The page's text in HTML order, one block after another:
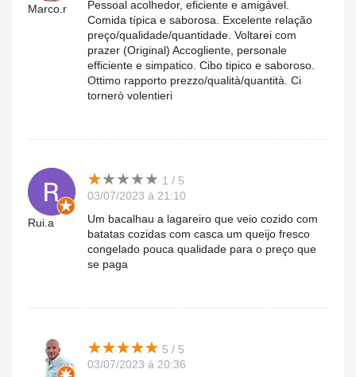
Marco.r
Pessoal acolhedor, eficiente e amigável.
Comida típica e saborosa. Excelente relação
preço/qualidade/quantidade. Voltarei com
prazer (Original) Accogliente, personale
efficiente e simpatico. Cibo tipico e saboroso.
Ottimo rapporto prezzo/qualità/quantità. Ci
tornerò volentieri
Rui.a
★★★★★
★★★★★ 1 / 5
03/07/2023 à 21:10
Um bacalhau a lagareiro que veio cozido com
batatas cozidas com casca um queijo fresco
congelado pouca qualidade para o preço que
se paga
★★★★★
★★★★★ 5 / 5
03/07/2023 à 20:36